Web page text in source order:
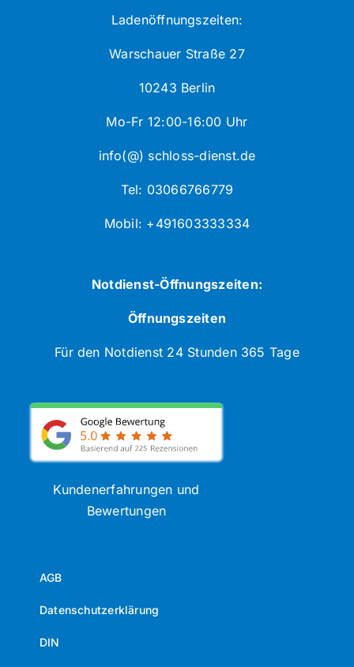
Ladenöffnungszeiten:
Warschauer Straße 27
10243 Berlin
Mo-Fr 12:00-16:00 Uhr
info(@) schloss-dienst.de
Tel: 03066766779
Mobil: +491603333334
Notdienst-Öffnungszeiten:
Öffnungszeiten
Für den Notdienst 24 Stunden 365 Tage
Kundenerfahrungen und
Bewertungen
AGB
Datenschutzerklärung
DIN